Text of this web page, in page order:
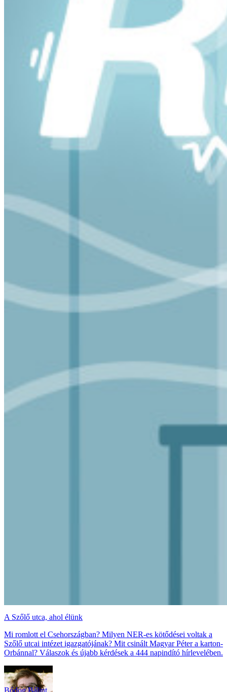
A Szőlő utca, ahol élünk
Mi romlott el Csehországban? Milyen NER-es kötődései voltak a
Szőlő utcai intézet igazgatójának? Mit csinált Magyar Péter a karton-
Orbánnal? Válaszok és újabb kérdések a 444 napindító hírlevelében.
Bódog Bálint